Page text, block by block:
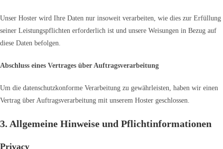
Unser Hoster wird Ihre Daten nur insoweit verarbeiten, wie dies zur Erfüllung
seiner Leistungspflichten erforderlich ist und unsere Weisungen in Bezug auf
diese Daten befolgen.
Abschluss eines Vertrages über Auftragsverarbeitung
Um die datenschutzkonforme Verarbeitung zu gewährleisten, haben wir einen
Vertrag über Auftragsverarbeitung mit unserem Hoster geschlossen.
3. Allgemeine Hinweise und Pflicht­informationen
Privacy